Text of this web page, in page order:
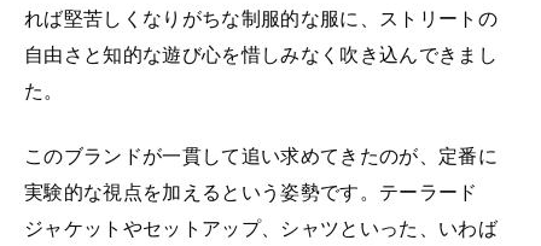
れば堅苦しくなりがちな制服的な服に、ストリートの
自由さと知的な遊び心を惜しみなく吹き込んできまし
た。
このブランドが一貫して追い求めてきたのが、定番に
実験的な視点を加えるという姿勢です。テーラード
ジャケットやセットアップ、シャツといった、いわば